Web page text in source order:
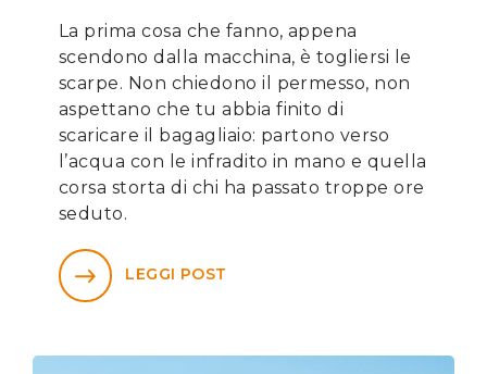
La prima cosa che fanno, appena
scendono dalla macchina, è togliersi le
scarpe. Non chiedono il permesso, non
aspettano che tu abbia finito di
scaricare il bagagliaio: partono verso
l’acqua con le infradito in mano e quella
corsa storta di chi ha passato troppe ore
seduto.
LEGGI POST